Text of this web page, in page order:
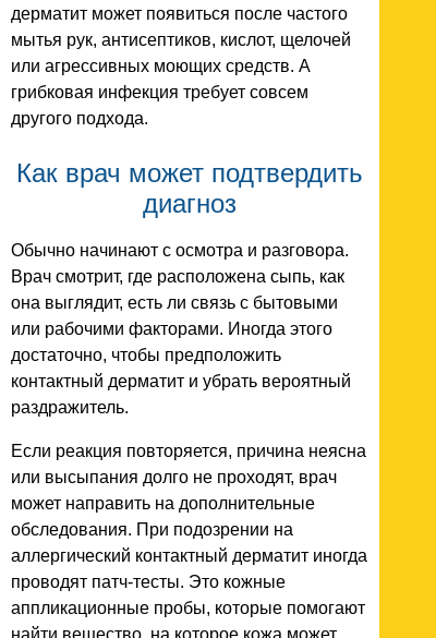
дерматит может появиться после частого
мытья рук, антисептиков, кислот, щелочей
или агрессивных моющих средств. А
грибковая инфекция требует совсем
другого подхода.
Как врач может подтвердить
диагноз
Обычно начинают с осмотра и разговора.
Врач смотрит, где расположена сыпь, как
она выглядит, есть ли связь с бытовыми
или рабочими факторами. Иногда этого
достаточно, чтобы предположить
контактный дерматит и убрать вероятный
раздражитель.
Если реакция повторяется, причина неясна
или высыпания долго не проходят, врач
может направить на дополнительные
обследования. При подозрении на
аллергический контактный дерматит иногда
проводят патч-тесты. Это кожные
аппликационные пробы, которые помогают